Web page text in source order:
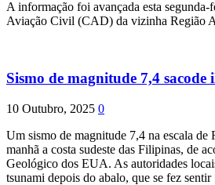
A informação foi avançada esta
Aviação Civil (CAD) da vizinha Região
Sismo de magnitude 7,4
10 Outubro, 2025 0
Um sismo de magnitude 7,4 na escala de
manhã a costa sudeste das Filipinas, de
Geológico dos EUA. As autoridades
tsunami depois do abalo, que se fez sentir